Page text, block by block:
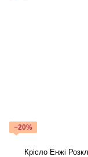
−20%
Крісло Енжі